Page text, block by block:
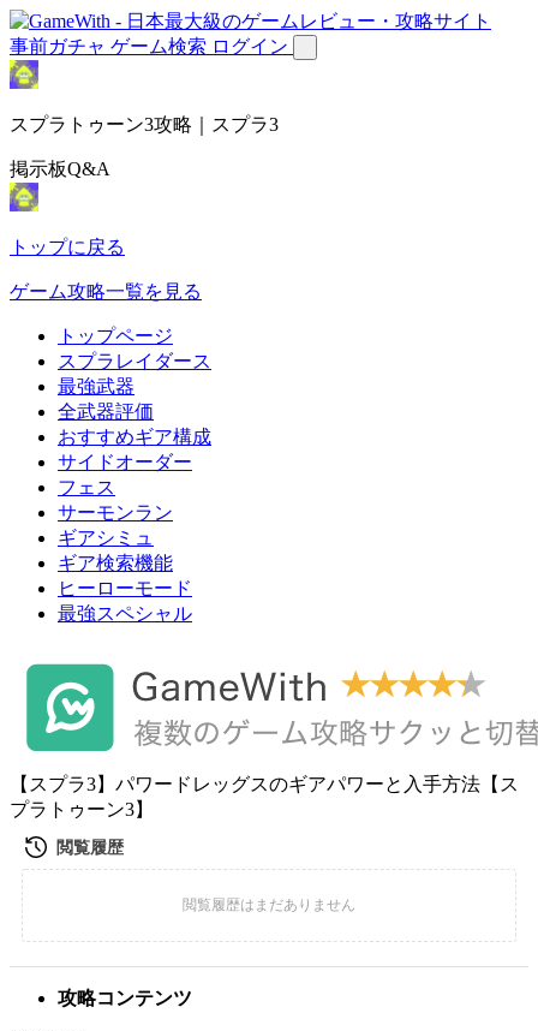
事前ガチャ ゲーム検索 ログイン
スプラトゥーン3攻略｜スプラ3
掲示板Q&A
トップに戻る
ゲーム攻略一覧を見る
トップページ
スプラレイダース
最強武器
全武器評価
おすすめギア構成
サイドオーダー
フェス
サーモンラン
ギアシミュ
ギア検索機能
ヒーローモード
最強スペシャル
【スプラ3】パワードレッグスのギアパワーと入手方法【ス
プラトゥーン3】
攻略コンテンツ